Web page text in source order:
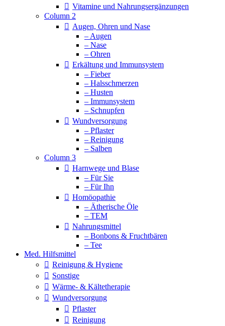
Vitamine und Nahrungsergänzungen
Column 2
Augen, Ohren und Nase
– Augen
– Nase
– Ohren
Erkältung und Immunsystem
– Fieber
– Halsschmerzen
– Husten
– Immunsystem
– Schnupfen
Wundversorgung
– Pflaster
– Reinigung
– Salben
Column 3
Harnwege und Blase
– Für Sie
– Für Ihn
Homöopathie
– Ätherische Öle
– TEM
Nahrungsmittel
– Bonbons & Fruchtbären
– Tee
Med. Hilfsmittel
Reinigung & Hygiene
Sonstige
Wärme- & Kältetherapie
Wundversorgung
Pflaster
Reinigung